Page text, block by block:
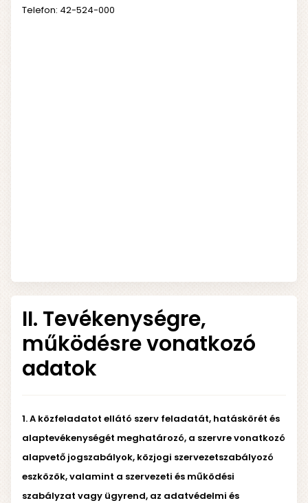
Telefon: 42-524-000
II. Tevékenységre,
működésre vonatkozó
adatok
1. A közfeladatot ellátó szerv feladatát, hatáskörét és
alaptevékenységét meghatározó, a szervre vonatkozó
alapvető jogszabályok, közjogi szervezetszabályozó
eszközök, valamint a szervezeti és működési
szabályzat vagy ügyrend, az adatvédelmi és